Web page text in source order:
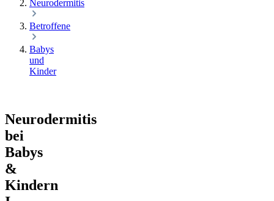
Neurodermitis
Betroffene
Babys
und
Kinder
Neurodermitis
bei
Babys
&
Kindern